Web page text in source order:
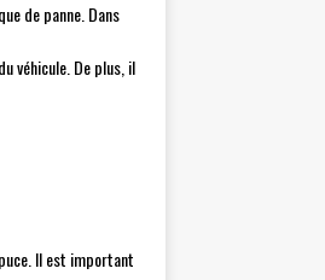
de panne. Dans
véhicule. De plus, il
Il est important